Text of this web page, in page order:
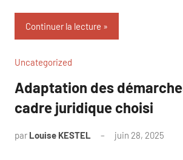
Continuer la lecture
Uncategorized
Adaptation des
cadre juridique choisi
par Louise KESTEL juin 28, 2025